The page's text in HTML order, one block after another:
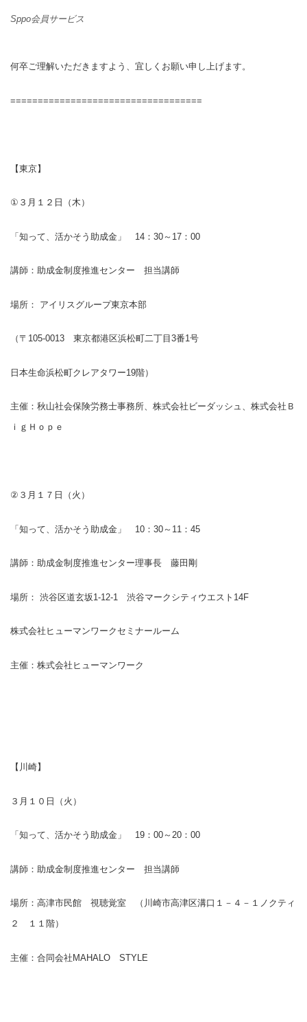
Sppo会員サービス
何卒ご理解いただきますよう、宜しくお願い申し上げます。
===================================
【東京】
① ３月１２日（木）
「知って、活かそう助成金」 14 ： 30～ 17 ： 00
講師：助成金制度推進センター 担当講師
場所： アイリスグループ東京本部
（〒 105-0013 東京都港区浜松町二丁目 3番1号
日本生命浜松町クレアタワー19階）
主催：秋山社会保険労務士事務所、株式会社ビーダッシュ、株式会社Ｂ
ｉｇＨｏｐｅ
② ３月１７日（火）
「知って、活かそう助成金」 10 ： 30～ 11 ： 45
講師：助成金制度推進センター理事長 藤田剛
場所： 渋谷区道玄坂1-12-1 渋谷マークシティウエスト 14F
株式会社ヒューマンワークセミナールーム
主催：株式会社ヒューマンワーク
【川崎】
３月１０日（火）
「知って、活かそう助成金」 19 ： 00～ 20 ： 00
講師：助成金制度推進センター 担当講師
場所：高津市民館 視聴覚室 （川崎市高津区溝口１－４－１ノクティ
２ １１階）
主催：合同会社MAHALO STYLE